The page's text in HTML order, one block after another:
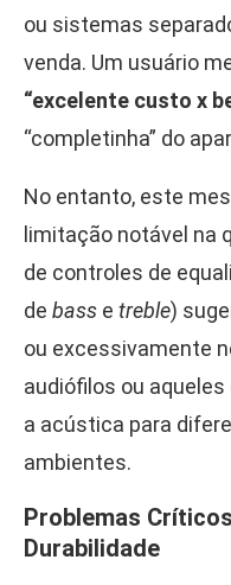
ou sistemas
venda. Um usuário
“excelente custo x
“completinha” do
No entanto, este
limitação notável na
de controles de
de bass e treble)
ou excessivamente
audiófilos ou
a acústica para
ambientes.
Problemas
Durabilidade